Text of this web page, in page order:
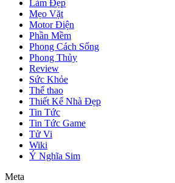
Làm Đẹp
Mẹo Vặt
Motor Điện
Phần Mềm
Phong Cách Sống
Phong Thủy
Review
Sức Khỏe
Thể thao
Thiết Kế Nhà Đẹp
Tin Tức
Tin Tức Game
Tử Vi
Wiki
Ý Nghĩa Sim
Meta